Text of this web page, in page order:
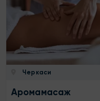
Черкаси
Аромамасаж